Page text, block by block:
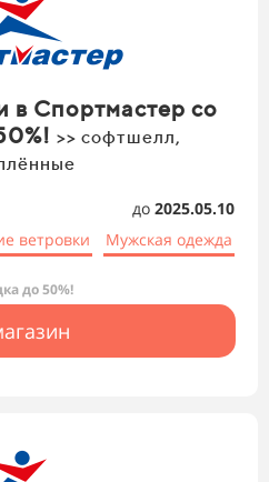
магазина
в Спортмастер со
>> софтшелл,
до 2025.05.10
ветровки Мужская одежда
до 50%!